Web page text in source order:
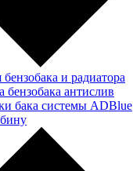
и радиатора
бензобака антислив
бака системы ADBlue